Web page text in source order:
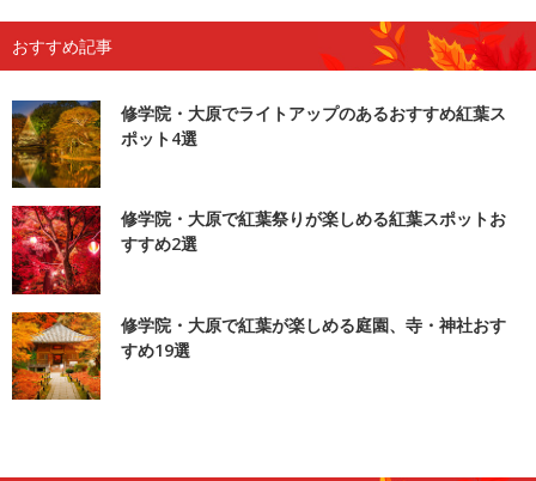
おすすめ記事
修学院・大原でライトアップのあるおすすめ紅葉ス
ポット4選
修学院・大原で紅葉祭りが楽しめる紅葉スポットお
すすめ2選
修学院・大原で紅葉が楽しめる庭園、寺・神社おす
すめ19選